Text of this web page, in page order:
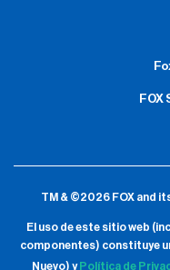
TM & ©2026 FOX and
El uso de este sitio web
componentes) constituye
Nuevo) y Política de